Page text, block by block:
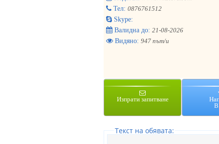
Тел: 0876761512
Skype:
Валидна до: 21-08-2026
Видяно: 947 път/и
Изпрати запитване
Tекст на обявата: